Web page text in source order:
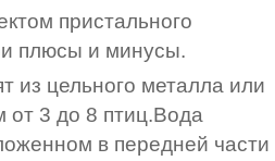
пристального
плюсы и минусы.
из цельного металла или
3 до 8 птиц.Вода
в передней части